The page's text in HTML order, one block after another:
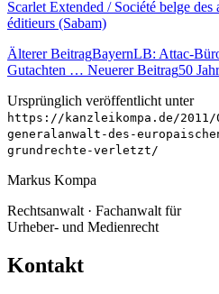
Scarlet Extended / Société belge des
éditieurs (Sabam)
Älterer BeitragBayernLB: Attac-
Gutachten … Neuerer Beitrag50
Ursprünglich veröffentlicht unter
https://kanzleikompa.de/
generalanwalt-des-
grundrechte-verletzt/
Markus Kompa
Rechtsanwalt · Fachanwalt für
Urheber- und Medienrecht
Kontakt